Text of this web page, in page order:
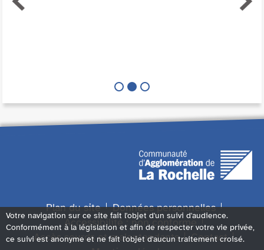
Plan du site
Données personnelles
Accessibilité : non conforme
Accès sourds et malentendants
Contact
Votre navigation sur ce site fait l'objet d'un suivi d'audience.
Conformément à la législation et afin de respecter votre vie privée,
ce suivi est anonyme et ne fait l'objet d'aucun traitement croisé.